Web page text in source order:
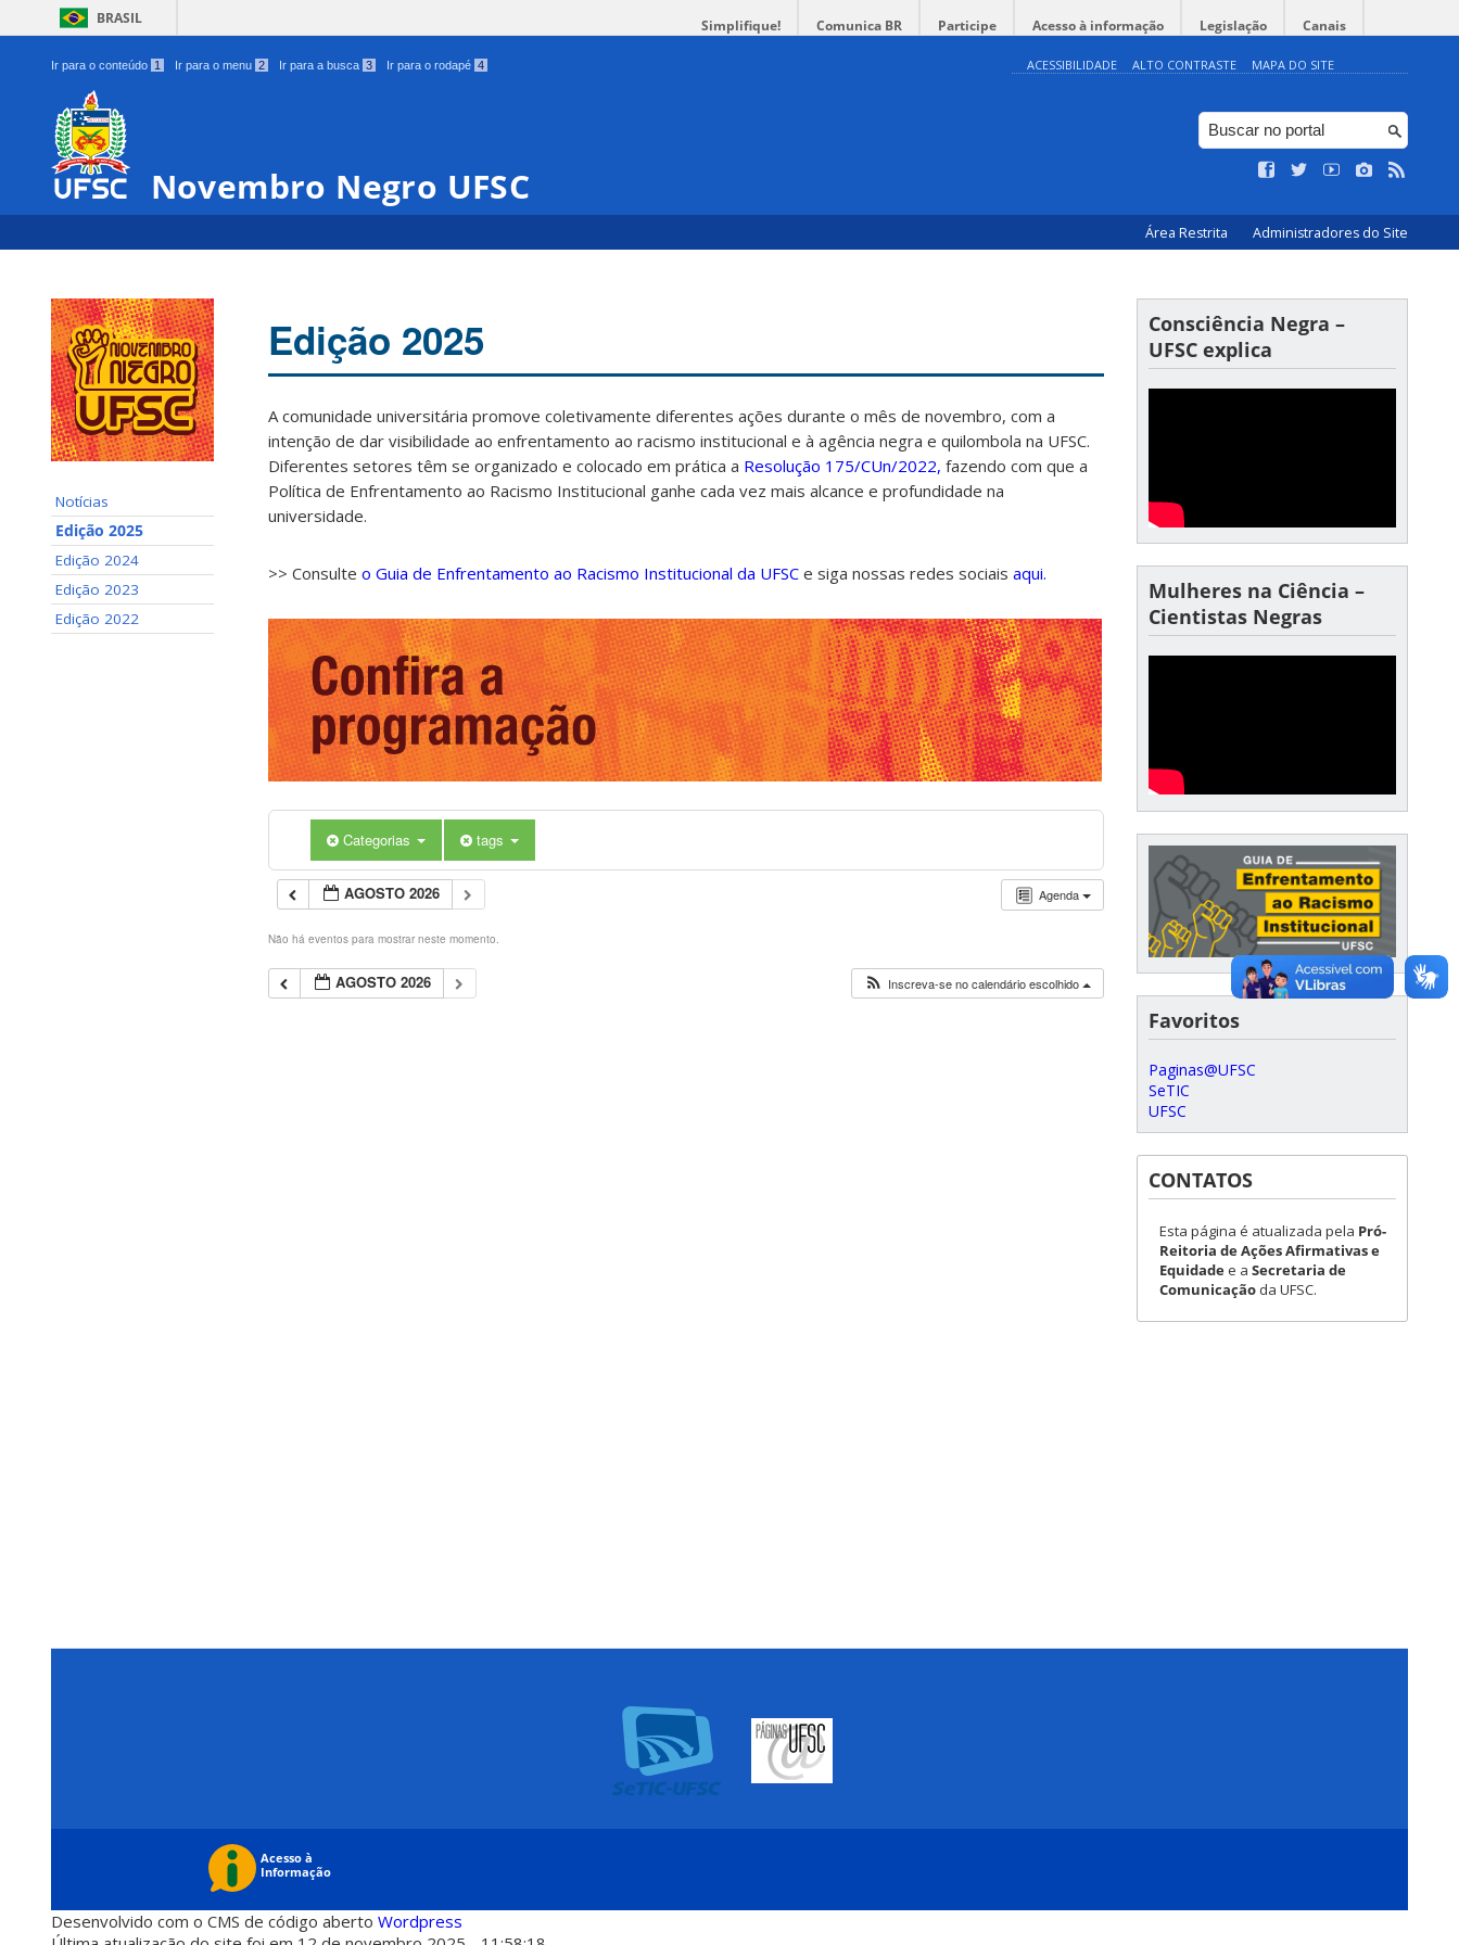
BRASIL Simplifique! Comunica BR Participe Acesso à informação Legislação Canais
Ir para o conteúdo 1 Ir para o menu 2 Ir para a busca 3 Ir para o rodapé 4 ACESSIBILIDADE ALTO CONTRASTE MAPA DO SITE
Novembro Negro UFSC
Área Restrita Administradores do Site
Notícias
Edição 2025
Edição 2024
Edição 2023
Edição 2022
Edição 2025
A comunidade universitária promove coletivamente diferentes ações durante o mês de novembro, com a
intenção de dar visibilidade ao enfrentamento ao racismo institucional e à agência negra e quilombola na UFSC.
Diferentes setores têm se organizado e colocado em prática a Resolução 175/CUn/2022, fazendo com que a
Política de Enfrentamento ao Racismo Institucional ganhe cada vez mais alcance e profundidade na
universidade.
>> Consulte o Guia de Enfrentamento ao Racismo Institucional da UFSC e siga nossas redes sociais aqui.
Categorias tags
Agenda
AGOSTO 2026
Não há eventos para mostrar neste momento.
AGOSTO 2026 Inscreva-se no calendário escolhido
Consciência Negra –
UFSC explica
Mulheres na Ciência –
Cientistas Negras
Favoritos
Paginas@UFSC
SeTIC
UFSC
CONTATOS
Esta página é atualizada pela Pró-
Reitoria de Ações Afirmativas e
Equidadee a Secretaria de
Comunicação da UFSC.
Desenvolvido com o CMS de código aberto Wordpress